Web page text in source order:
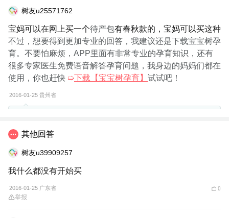
树友u25571762
宝妈可以在网上买一个待产包有春秋款的，宝妈可以买这种
不过，想要得到更加专业的回答，我建议还是下载宝宝树孕
育。不要怕麻烦，APP里面有非常专业的孕育知识，还有
很多专家医生免费语音解答孕育问题，我身边的妈妈们都在
使用，你也赶快 ➯下载【宝宝树孕育】 试试吧！
2016-01-25 贵州省
其他回答
树友u39909257
我什么都没有开始买
2016-01-25 广东省 0
举报